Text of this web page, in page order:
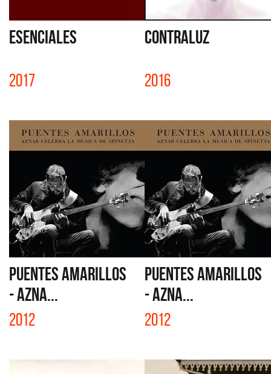
ESENCIALES
2017
CONTRALUZ
2016
PUENTES AMARILLOS
- AZNA...
2012
PUENTES AMARILLOS
- AZNA...
2012